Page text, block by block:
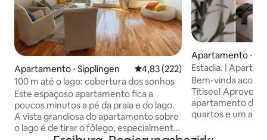
Apartamento ⋅ Sipplingen 4,83 de uma avaliação média de
4,83 (222)
100 m até o lago: cobertura dos sonhos
Este espaçoso apartamento fica a
poucos minutos a pé da praia e do lago.
A vista grandiosa do apartamento sobre
o lago é de tirar o fôlego, especialmente
Apartamento ⋅
Estadia. |
quartos + terraço
Bem-vinda
Titisee! Aproveite nosso espaçoso
apartamento de
quartos e um
ficam a apenas